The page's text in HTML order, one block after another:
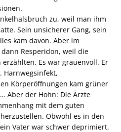
zu, weil man ihm
Sein unsicherer Gang, sein
kam davon. Aber im
Resperidon, weil die
Es war grauenvoll. Er
Harnwegsinfekt,
Körperöffnungen kam grüner
Aber der Hohn: Die Ärzte
mit dem guten
Obwohl es in den
Vater war schwer deprimiert.